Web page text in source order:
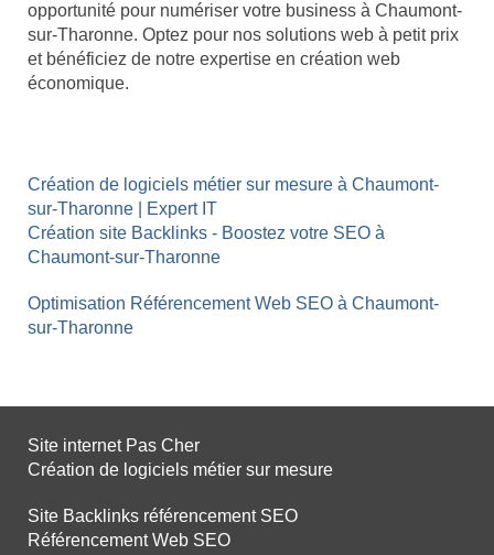
opportunité pour numériser votre business à Chaumont-
sur-Tharonne. Optez pour nos solutions web à petit prix
et bénéficiez de notre expertise en création web
économique.
Création de logiciels métier sur mesure à Chaumont-
sur-Tharonne | Expert IT
Création site Backlinks - Boostez votre SEO à
Chaumont-sur-Tharonne
Optimisation Référencement Web SEO à Chaumont-
sur-Tharonne
Site internet Pas Cher
Création de logiciels métier sur mesure
Site Backlinks référencement SEO
Référencement Web SEO